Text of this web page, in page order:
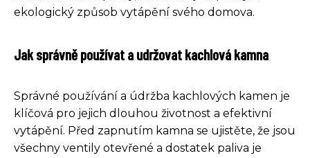
ekologický způsob vytápění svého domova.
Jak správně používat a udržovat kachlová kamna
Správné používání a údržba kachlových kamen je
klíčová pro jejich dlouhou životnost a efektivní
vytápění. Před zapnutím kamna se ujistěte, že jsou
všechny ventily otevřené a dostatek paliva je